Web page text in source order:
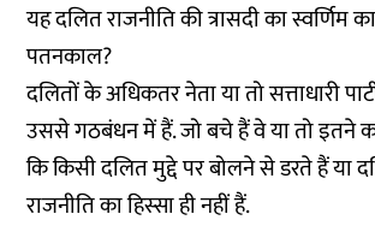
यह दलित राजनीति की त्रासदी का स्वर्णिम
पतनकाल?
दलितों के अधिकतर नेता या तो सत्ताधारी
उससे गठबंधन में हैं. जो बचे हैं वे या तो इतने
कि किसी दलित मुद्दे पर बोलने से डरते हैं या
राजनीति का हिस्सा ही नहीं हैं.